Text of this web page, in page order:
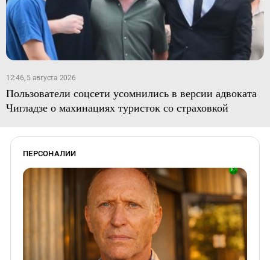
12:46, 5 августа 2026
Пользователи соцсети усомнились в версии адвоката
Чигладзе о махинациях туристок со страховкой
ПЕРСОНАЛИИ